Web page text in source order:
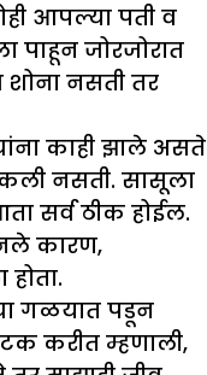
आपल्या पती व
जोरजोरात
नसती तर
काही झाले असते
नसती. सासूला
सर्व ठीक होईल.
कारण,
गळयात पडून
करीत म्हणाली,